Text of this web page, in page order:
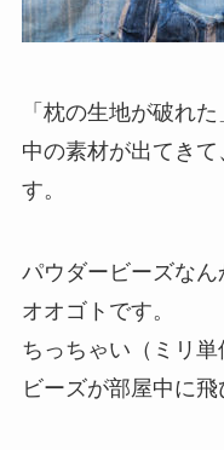
「枕の生地が破れ
中の素材が出てき
す。
パウダービーズな
オオゴトです。
ちっちゃい（ミリ
ビーズが部屋中に飛